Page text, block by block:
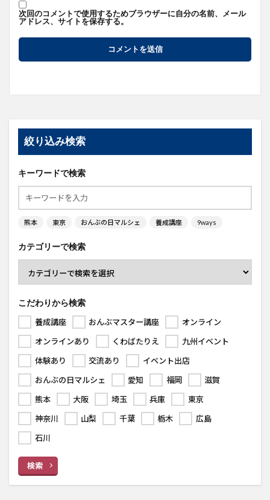
次回のコメントで使用するためブラウザーに自分の名前、メール
アドレス、サイトを保存する。
絞り込み検索
キーワードで検索
熊本 東京 おんぶの日マルシェ 養成講座 9ways
カテゴリーで検索
こだわりから検索
養成講座
おんぶマスター講座
オンライン
オンラインあり
くわばたりえ
九州イベント
体験あり
交流あり
イベント出店
おんぶの日マルシェ
愛知 福岡
滋賀
熊本
大阪 埼玉 兵庫
東京
神奈川
山梨 千葉 栃木
広島
石川
検索